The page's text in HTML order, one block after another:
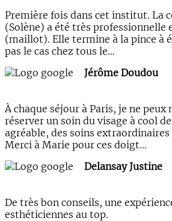
Première fois dans cet institut. La
(Solène) a été très professionnelle
(maillot). Elle termine à la pince à
pas le cas chez tous le...
Jérôme Doudou
À chaque séjour à Paris, je ne peux
réserver un soin du visage à cool
agréable, des soins
Merci à Marie pour ces doigt...
Delansay Justine
De très bon conseils, une
esthéticiennes au top.